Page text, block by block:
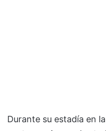
Durante su estadía en